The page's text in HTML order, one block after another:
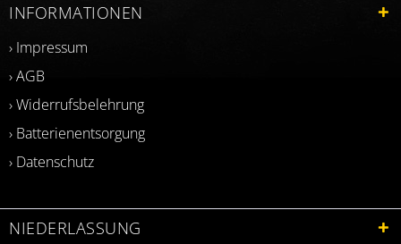
INFORMATIONEN
› Impressum
› AGB
› Widerrufsbelehrung
› Batterienentsorgung
› Datenschutz
NIEDERLASSUNG